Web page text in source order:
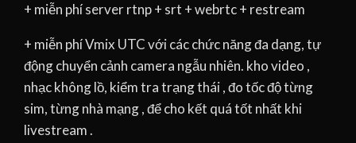
+ miễn phí server rtnp + srt + webrtc + restream
+ miễn phí Vmix UTC với các chức năng đa dạng, tự
động chuyển cảnh camera ngẫu nhiên. kho video ,
nhạc không lồ, kiểm tra trạng thái , đo tốc độ từng
sim, từng nhà mạng , để cho kết quá tốt nhất khi
livestream .